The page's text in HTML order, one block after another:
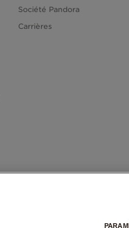
Société Pandora
Carrières